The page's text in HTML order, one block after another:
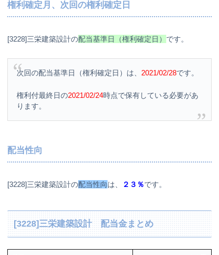
権利確定月、次回の権利確定日
[3228]三栄建築設計の配当基準日（権利確定日） です。
次回の配当基準日（権利確定日）は、 2021/02/28です。
権利付最終日の2021/02/24時点で保有している必要があ
ります。
配当性向
[3228]三栄建築設計の配当性向は、 ２３％です。
[3228]三栄建築設計 配当金まとめ